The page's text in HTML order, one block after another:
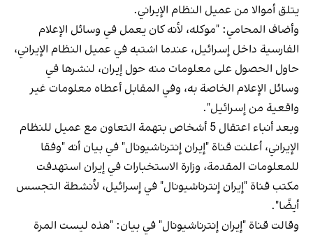
يتلق أموالا من عميل النظام الإيراني.
وأضاف المحامي: "موكله، لأنه كان يعمل في وسائل الإعلام
الفارسية داخل إسرائيل، عندما اشتبه في عميل النظام الإيراني،
حاول الحصول على معلومات منه حول إيران، لنشرها في
وسائل الإعلام الخاصة به، وفي المقابل أعطاه معلومات غير
واقعية من إسرائيل".
وبعد أنباء اعتقال 5 أشخاص بتهمة التعاون مع عميل للنظام
الإيراني، أعلنت قناة "إيران إنترناشيونال" في بيان أنه "وفقا
للمعلومات المقدمة، وزارة الاستخبارات في إيران استهدفت
مكتب قناة "إيران إنترناشيونال" في إسرائيل، لأنشطة التجسس
أيضًا".
وقالت قناة "إيران إنترناشيونال" في بيان: "هذه ليست المرة